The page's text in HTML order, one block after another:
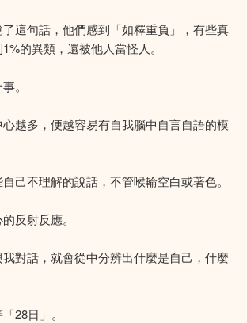
這句話，他們感到「如釋重負」，有些真
的異類，還被他人當怪人。
。
越多，便越容易有自我腦中自言自語的模
己不理解的說話，不管喉輪空白或著色。
反射反應。
對話，就會從中分辨出什麼是自己，什麼
28日」。